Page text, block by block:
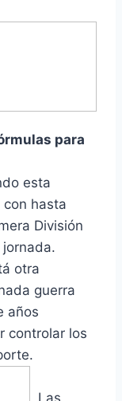
para
esta
hasta
División
otra
guerra
años
controlar los